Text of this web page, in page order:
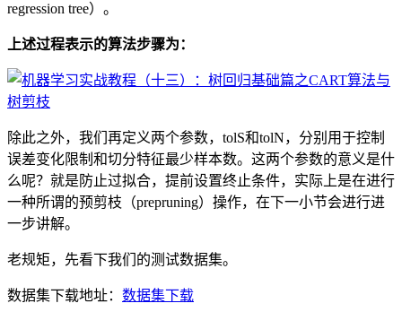
regression tree）。
上述过程表示的算法步骤为：
除此之外，我们再定义两个参数，tolS和tolN，分别用于控制
误差变化限制和切分特征最少样本数。这两个参数的意义是什
么呢？就是防止过拟合，提前设置终止条件，实际上是在进行
一种所谓的预剪枝（prepruning）操作，在下一小节会进行进
一步讲解。
老规矩，先看下我们的测试数据集。
数据集下载地址： 数据集下载